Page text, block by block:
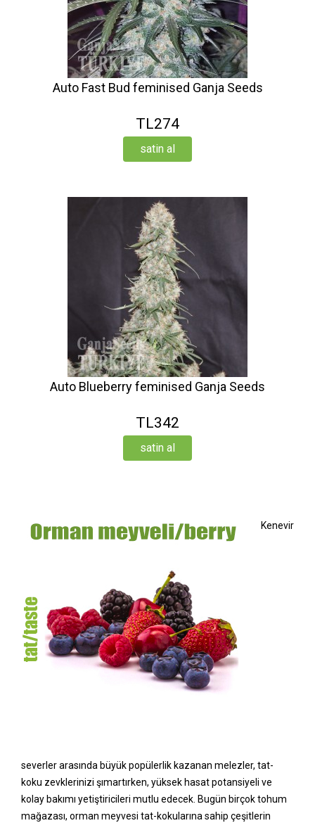
Auto Fast Bud feminised Ganja Seeds
TL274
satin al
Auto Blueberry feminised Ganja Seeds
TL342
satin al
Kenevir
severler arasında büyük popülerlik kazanan melezler, tat-
koku zevklerinizi şımartırken, yüksek hasat potansiyeli ve
kolay bakımı yetiştiricileri mutlu edecek. Bugün birçok tohum
mağazası, orman meyvesi tat-kokularına sahip çeşitlerin